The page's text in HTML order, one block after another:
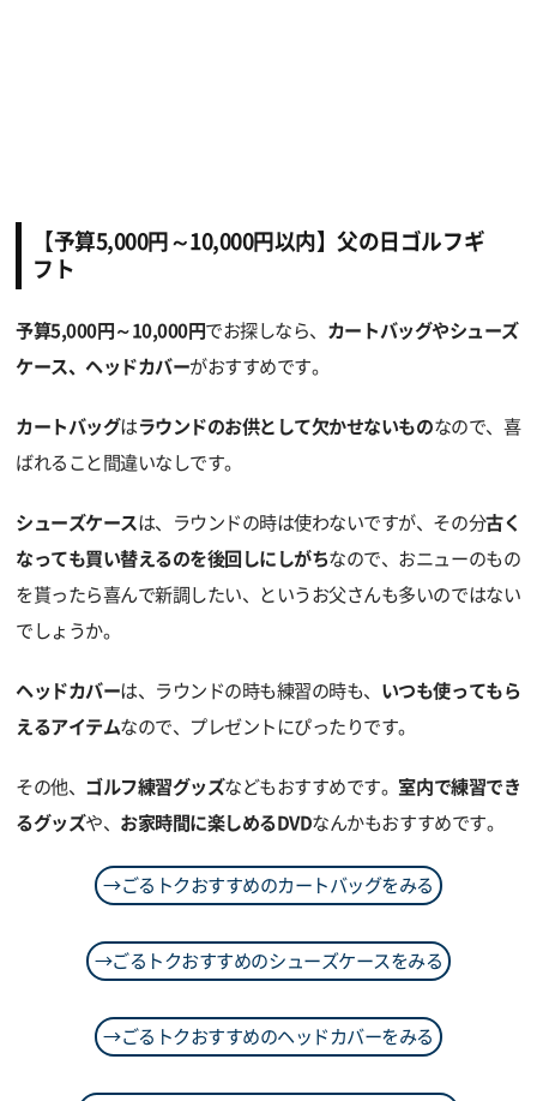
【予算5,000円～10,000円以内】父の日ゴルフギ
フト
予算5,000円～10,000円でお探しなら、 カートバッグやシューズ
ケース、ヘッドカバーがおすすめです。
カートバッグは ラウンドのお供として欠かせないものなので、喜
ばれること間違いなしです。
シューズケース は、ラウンドの時は使わないですが、その分古く
なっても買い替えるのを後回しにしがちなので、おニューのもの
を貰ったら喜んで新調したい、というお父さんも多いのではない
でしょうか。
ヘッドカバーは、ラウンドの時も練習の時も、 いつも使ってもら
えるアイテムなので、プレゼントにぴったりです。
その他、 ゴルフ練習グッズなどもおすすめです。 室内で練習でき
るグッズや、 お家時間に楽しめるDVDなんかもおすすめです。
→ごるトクおすすめのカートバッグをみる
→ごるトクおすすめのシューズケースをみる
→ごるトクおすすめのヘッドカバーをみる